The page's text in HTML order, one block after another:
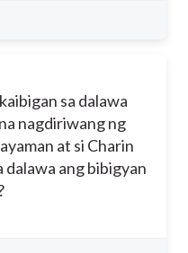
sa dalawa
nagdiriwang ng
at si Charin
dalawa ang bibigyan